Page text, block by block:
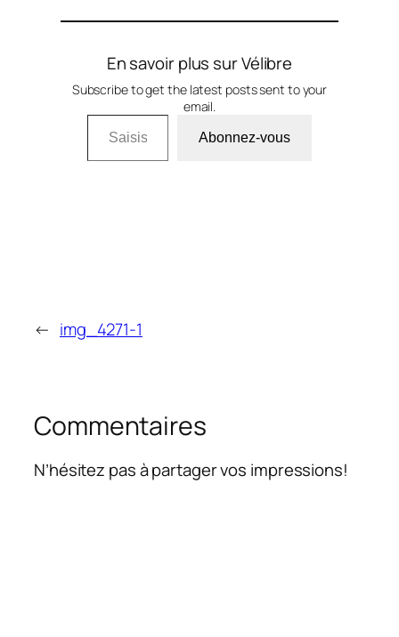
En savoir plus sur Vélibre
Subscribe to get the latest posts sent to your
email.
Saisissez votre adresse e-mail…
Abonnez-vous
← img_4271-1
Commentaires
N’hésitez pas à partager vos impressions!